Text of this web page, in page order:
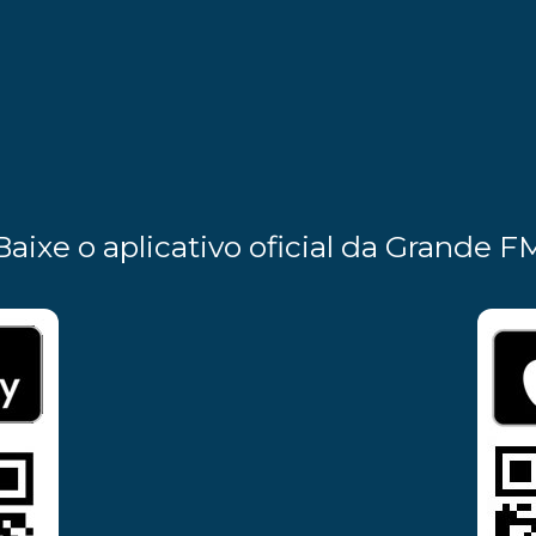
o aplicativo oficial da Grande